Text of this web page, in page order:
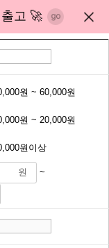
고 🚀
원 ~ 60,000원
원 ~ 20,000원
원이상
원 ~